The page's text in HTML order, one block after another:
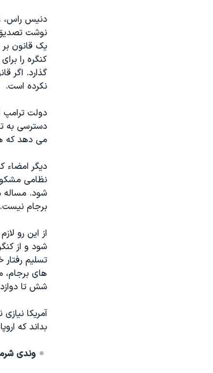
دنیس راس،
نوشت
یک قانون
کنگره را
گذارد. اگر
نکرده است.
دولت ترامپ
دسترسی به
می دهد که
دیگر امضاء
نظامی
شود. مساله
برجام نیست.
از این رو
شود و از
تسلیم
های برجام،
شش تا
آمریکا
بداند که
وندی